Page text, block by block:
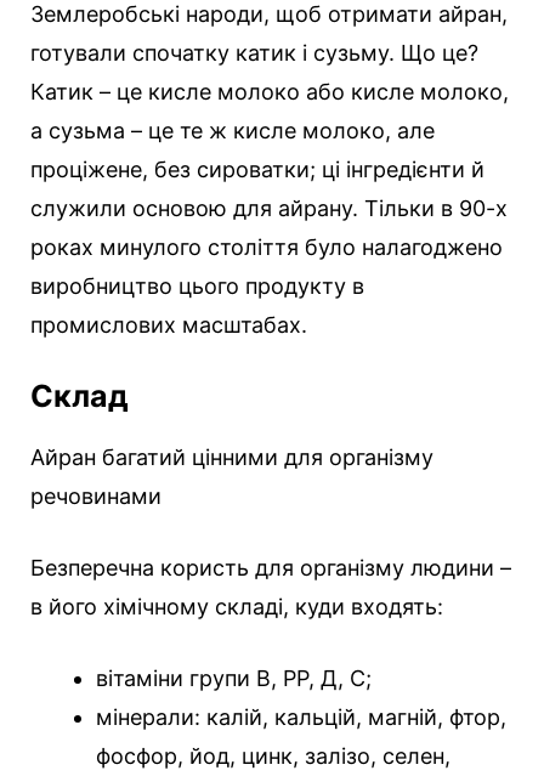
Землеробські народи, щоб отримати айран,
готували спочатку катик і сузьму. Що це?
Катик – це кисле молоко або кисле молоко,
а сузьма – це те ж кисле молоко, але
проціжене, без сироватки; ці інгредієнти й
служили основою для айрану. Тільки в 90-х
роках минулого століття було налагоджено
виробництво цього продукту в
промислових масштабах.
Склад
Айран багатий цінними для організму
речовинами
Безперечна користь для організму людини –
в його хімічному складі, куди входять:
вітаміни групи В, РР, Д, С;
мінерали: калій, кальцій, магній, фтор,
фосфор, йод, цинк, залізо, селен,